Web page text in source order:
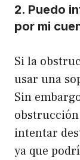
2. Puedo
por mi
Si la
usar una
Sin
obstrucción
intentar
ya que